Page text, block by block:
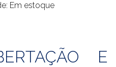
Em estoque
E